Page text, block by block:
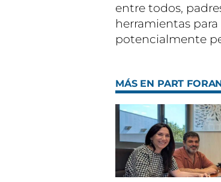
entre todos,
herramientas
potencialmente
MÁS EN PART